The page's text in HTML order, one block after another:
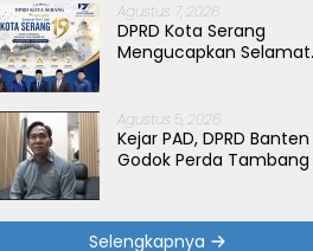
Agustus 7, 2026
DPRD Kota Serang
Mengucapkan Selamat
Agustus 5, 2026
Kejar PAD, DPRD Banten
Godok Perda Tambang
Selengkapnya